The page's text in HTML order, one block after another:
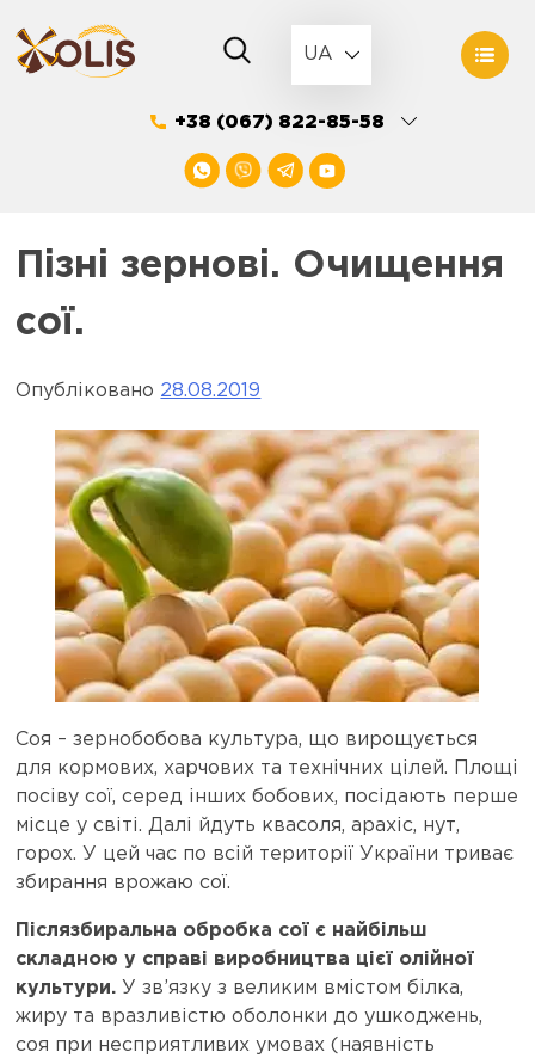
to
content
UA
+38 (067) 822-85-58
Пізні зернові. Очищення
сої.
Опубліковано 28.08.2019
Соя – зернобобова культура, що вирощується
для кормових, харчових та технічних цілей. Площі
посіву сої, серед інших бобових, посідають перше
місце у світі. Далі йдуть квасоля, арахіс, нут,
горох. У цей час по всій території України триває
збирання врожаю сої.
Післязбиральна обробка сої є найбільш
складною у справі виробництва цієї олійної
культури. У зв’язку з великим вмістом білка,
жиру та вразливістю оболонки до ушкоджень,
соя при несприятливих умовах (наявність